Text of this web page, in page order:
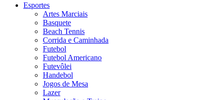
Esportes
Artes Marciais
Basquete
Beach Tennis
Corrida e Caminhada
Futebol
Futebol Americano
Futevôlei
Handebol
Jogos de Mesa
Lazer